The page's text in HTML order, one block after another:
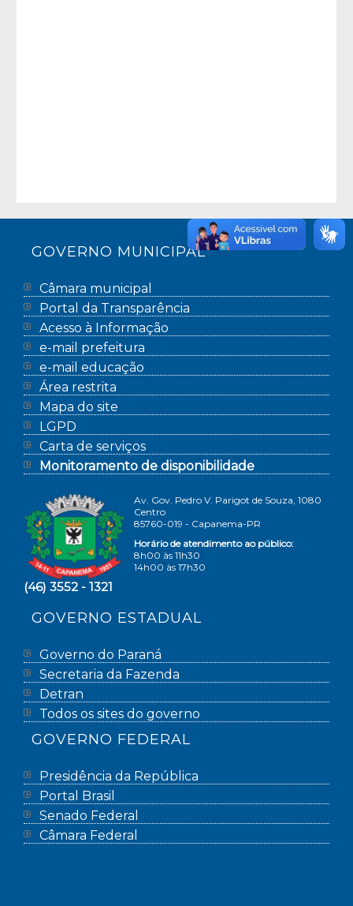
GOVERNO MUNICIPAL
Câmara municipal
Portal da Transparência
Acesso à Informação
e-mail prefeitura
e-mail educação
Área restrita
Mapa do site
LGPD
Carta de serviços
Monitoramento de disponibilidade
Av. Gov. Pedro V. Parigot de Souza, 1080
Centro
85760-019 - Capanema-PR
Horário de atendimento ao público:
8h00 às 11h30
14h00 às 17h30
(46) 3552 - 1321
GOVERNO ESTADUAL
Governo do Paraná
Secretaria da Fazenda
Detran
Todos os sites do governo
GOVERNO FEDERAL
Presidência da República
Portal Brasil
Senado Federal
Câmara Federal